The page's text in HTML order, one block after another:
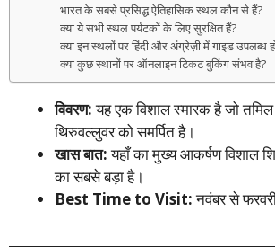
भारत के सबसे प्रसिद्ध ऐतिहासिक स्थल कौन से हैं?
क्या ये सभी स्थल पर्यटकों के लिए सुरक्षित हैं?
क्या इन स्थलों पर हिंदी और अंग्रेज़ी में गाइड उपलब्ध
क्या कुछ स्थानों पर ऑनलाइन टिकट बुकिंग संभव है?
विवरण:यह एक विशाल स्मारक है जो
थिरुवल्लुवर को समर्पित है।
खास बात:यहाँ का मुख्य आकर्षण विशाल
का सबसे बड़ा है।
Best Time to Visit:नवंबर से